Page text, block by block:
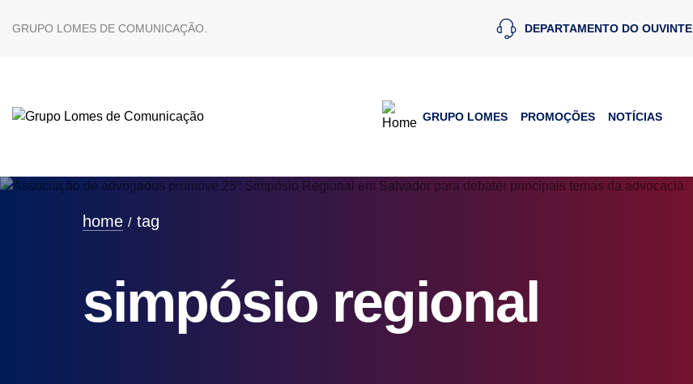
GRUPO LOMES DE COMUNICAÇÃO. DEPARTAMENTO DO OUVINTE
GRUPO LOMES PROMOÇÕES NOTÍCIAS
home tag
simpósio regional